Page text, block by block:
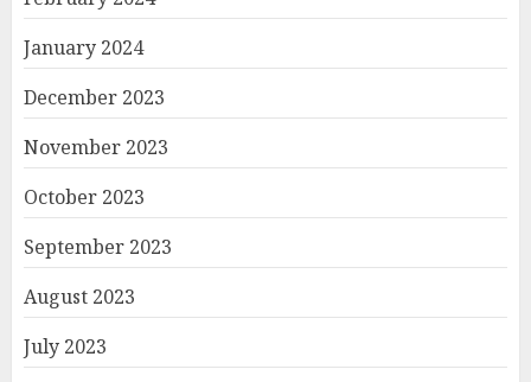
January 2024
December 2023
November 2023
October 2023
September 2023
August 2023
July 2023